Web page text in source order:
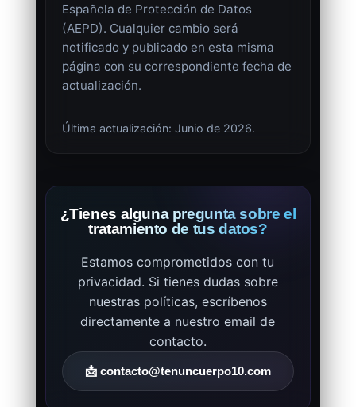
Española de Protección de Datos
(AEPD). Cualquier cambio será
notificado y publicado en esta misma
página con su correspondiente fecha de
actualización.
Última actualización: Junio de 2026.
¿Tienes alguna pregunta sobre el
tratamiento de tus datos?
Estamos comprometidos con tu
privacidad. Si tienes dudas sobre
nuestras políticas, escríbenos
directamente a nuestro email de
contacto.
📩 contacto@tenuncuerpo10.com